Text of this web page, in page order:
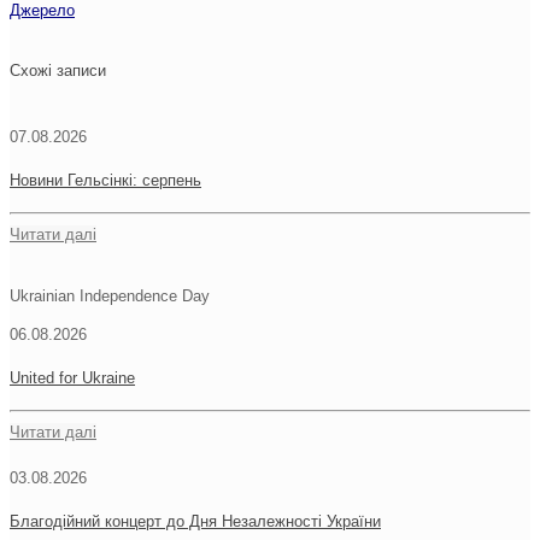
Джерело
Схожі записи
07.08.2026
Новини Гельсінкі: серпень
Читати далі
Ukrainian Independence Day
06.08.2026
United for Ukraine
Читати далі
03.08.2026
Благодійний концерт до Дня Незалежності України